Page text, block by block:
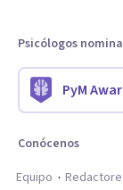
Psicólogos
PyM
Conócenos
Equipo